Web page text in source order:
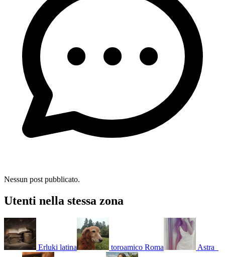
Nessun post pubblicato.
Utenti nella stessa zona
Erluki latina toroamico Roma Astra_